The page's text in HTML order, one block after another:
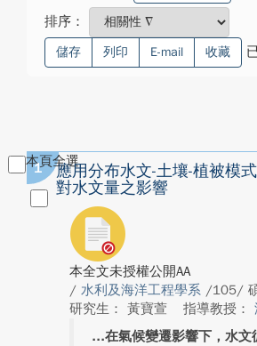
排序：
儲存 列印 E-mail 收藏
本頁全選
1
應用分布水文-土壤-植被模
對水文量之影響
本全文未授權公開AA
/ 水利及海洋工程學系 /105/
研究生： 黃寶萱
指導教授：
在氣候變遷影響下，水文